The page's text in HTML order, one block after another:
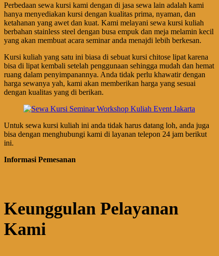
Perbedaan sewa kursi kami dengan di jasa sewa lain adalah kami
hanya menyediakan kursi dengan kualitas prima, nyaman, dan
ketahanan yang awet dan kuat. Kami melayani sewa kursi kuliah
berbahan stainless steel dengan busa empuk dan meja melamin kecil
yang akan membuat acara seminar anda menajdi lebih berkesan.
Kursi kuliah yang satu ini biasa di sebuat kursi chitose lipat karena
bisa di lipat kembali setelah penggunaan sehingga mudah dan hemat
ruang dalam penyimpanannya. Anda tidak perlu khawatir dengan
harga sewanya yah, kami akan memberikan harga yang sesuai
dengan kualitas yang di berikan.
Untuk sewa kursi kuliah ini anda tidak harus datang loh, anda juga
bisa dengan menghubungi kami di layanan telepon 24 jam berikut
ini.
Informasi Pemesanan
Keunggulan Pelayanan
Kami